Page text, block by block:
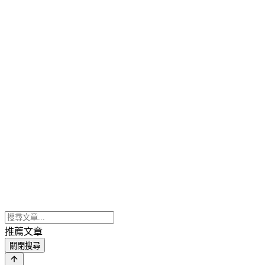
推薦文章
關閉搜尋